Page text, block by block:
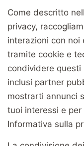
Come descritto
privacy,
interazioni con noi
tramite cookie e
condividere
inclusi partner
mostrarti annunci
tuoi interessi e
Informativa sulla